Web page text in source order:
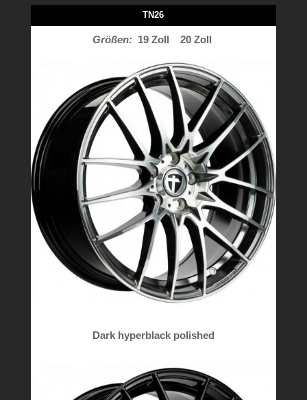
TN26
Größen: 19 Zoll 20 Zoll
Dark hyperblack polished